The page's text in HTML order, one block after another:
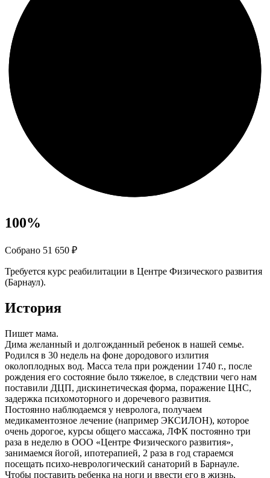
100%
Собрано 51 650 ₽
Требуется курс реабилитации в Центре Физического развития
(Барнаул).
История
Пишет мама.
Дима желанный и долгожданный ребенок в нашей семье.
Родился в 30 недель на фоне дородового излития
околоплодных вод. Масса тела при рождении 1740 г., после
рождения его состояние было тяжелое, в следствии чего нам
поставили ДЦП, дискинетическая форма, поражение ЦНС,
задержка психомоторного и доречевого развития.
Постоянно наблюдаемся у невролога, получаем
медикаментозное лечение (например ЭКСИЛОН), которое
очень дорогое, курсы общего массажа, ЛФК постоянно три
раза в неделю в ООО «Центре Физического развития»,
занимаемся йогой, ипотерапией, 2 раза в год стараемся
посещать психо-неврологический санаторий в Барнауле.
Чтобы поставить ребенка на ноги и ввести его в жизнь,